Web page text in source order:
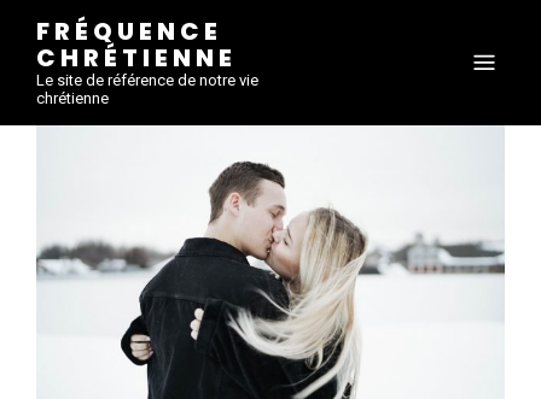
FRÉQUENCE
CHRÉTIENNE
Le site de référence de notre vie
chrétienne